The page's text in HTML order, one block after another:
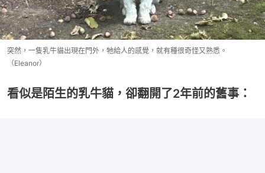
突然，一隻乳牛貓出現在門外，牠給人的感覺，就有種很奇怪又熟悉。
（Eleanor）
看似是陌生的乳牛貓，卻翻開了2年前的舊事：